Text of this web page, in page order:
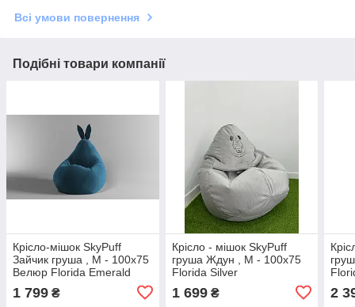
Всі умови повернення
Подібні товари компанії
Крісло-мішок SkyPuff
Зайчик груша , M - 100х75
Велюр Florida Emerald
1 799 ₴
Крісло - мішок SkyPuff
груша Ждун , M - 100х75
Florida Silver
1 699₴ 2